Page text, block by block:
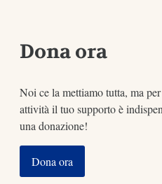
Dona ora
Noi ce la mettiamo tutta, ma
attività il tuo supporto è
una donazione!
Dona ora